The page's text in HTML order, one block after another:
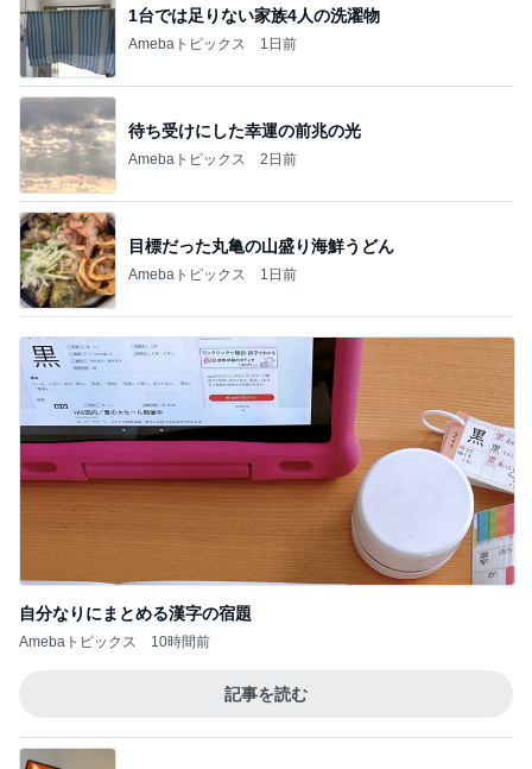
1台では足りない家族4人の洗濯物
Amebaトピックス 1日前
待ち受けにした幸運の前兆の光
Amebaトピックス 2日前
目標だった丸亀の山盛り海鮮うどん
Amebaトピックス 1日前
自分なりにまとめる漢字の宿題
Amebaトピックス 10時間前
記事を読む